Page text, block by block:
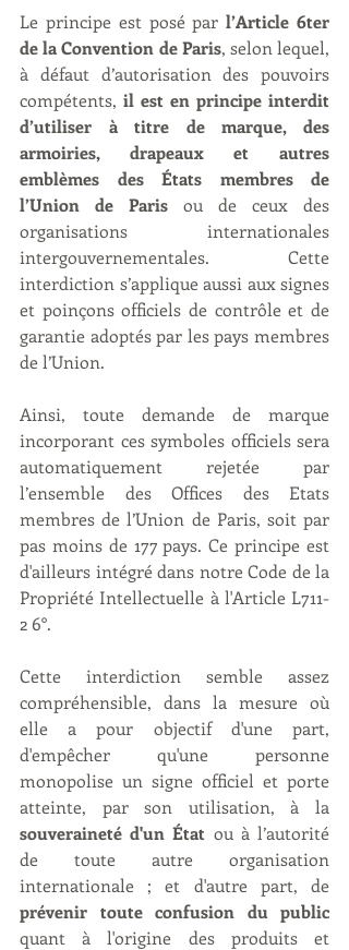
Le principe est posé par l’Article 6ter
de la Convention de Paris, selon lequel,
à défaut d’autorisation des pouvoirs
compétents, il est en principe interdit
d’utiliser à titre de marque, des
armoiries, drapeaux et autres
emblèmes des États membres de
l’Union de Paris ou de ceux des
organisations internationales
intergouvernementales. Cette
interdiction s’applique aussi aux signes
et poinçons officiels de contrôle et de
garantie adoptés par les pays membres
de l’Union.
Ainsi, toute demande de marque
incorporant ces symboles officiels sera
automatiquement rejetée par
l’ensemble des Offices des Etats
membres de l’Union de Paris, soit par
pas moins de 177 pays. Ce principe est
d'ailleurs intégré dans notre Code de la
Propriété Intellectuelle à l'Article L711-
2 6°.
Cette interdiction semble assez
compréhensible, dans la mesure où
elle a pour objectif d'une part,
d'empêcher qu'une personne
monopolise un signe officiel et porte
souveraineté d'un État ou à l’autorité
de toute autre organisation
prévenir toute confusion du public
quant à l'origine des produits et